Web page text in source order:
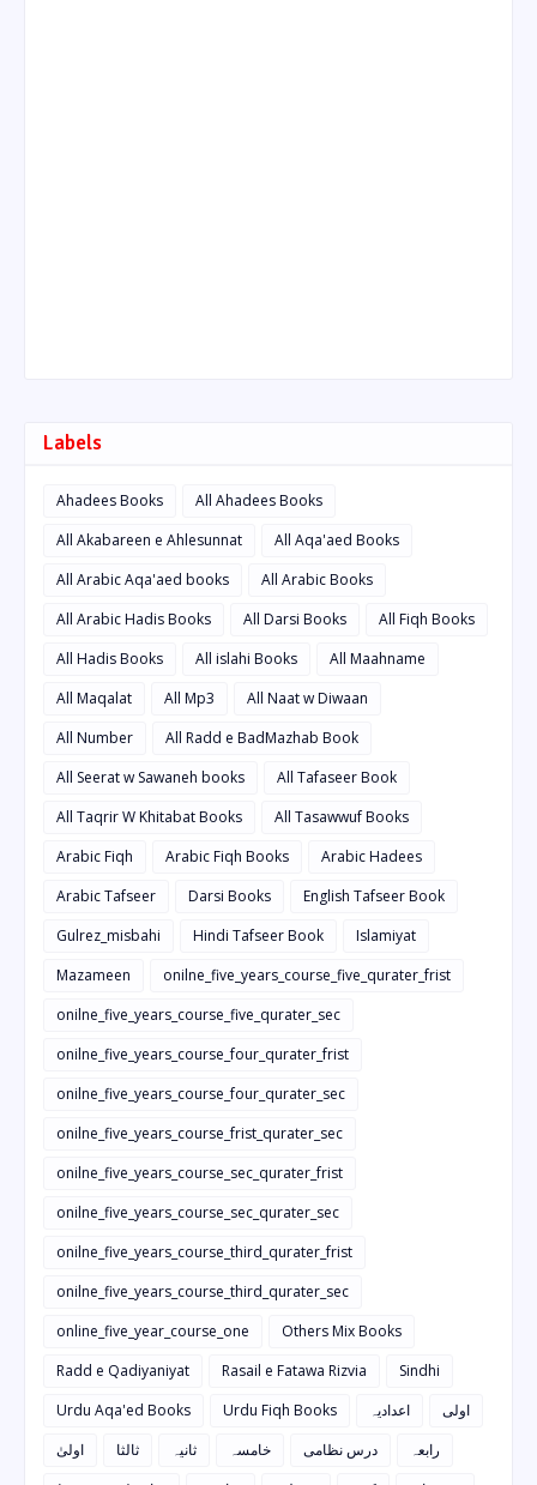
Labels
Ahadees Books
All Ahadees Books
All Akabareen e Ahlesunnat
All Aqa'aed Books
All Arabic Aqa'aed books
All Arabic Books
All Arabic Hadis Books
All Darsi Books
All Fiqh Books
All Hadis Books
All islahi Books
All Maahname
All Maqalat
All Mp3
All Naat w Diwaan
All Number
All Radd e BadMazhab Book
All Seerat w Sawaneh books
All Tafaseer Book
All Taqrir W Khitabat Books
All Tasawwuf Books
Arabic Fiqh
Arabic Fiqh Books
Arabic Hadees
Arabic Tafseer
Darsi Books
English Tafseer Book
Gulrez_misbahi
Hindi Tafseer Book
Islamiyat
Mazameen
onilne_five_years_course_five_qurater_frist
onilne_five_years_course_five_qurater_sec
onilne_five_years_course_four_qurater_frist
onilne_five_years_course_four_qurater_sec
onilne_five_years_course_frist_qurater_sec
onilne_five_years_course_sec_qurater_frist
onilne_five_years_course_sec_qurater_sec
onilne_five_years_course_third_qurater_frist
onilne_five_years_course_third_qurater_sec
online_five_year_course_one
Others Mix Books
Radd e Qadiyaniyat
Rasail e Fatawa Rizvia
Sindhi
Urdu Aqa'ed Books
Urdu Fiqh Books اعدادیہ
اولی
اولیٰ
ثالثا ثانیہ خامسہ درس نظامی
رابعہ